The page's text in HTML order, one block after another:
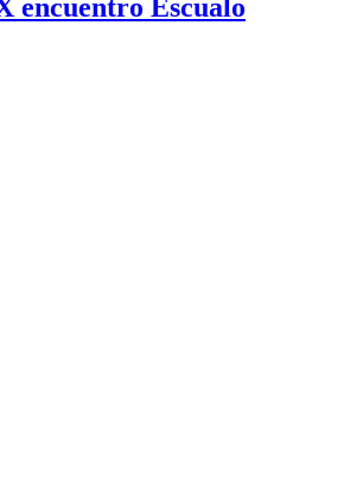
encuentro Escualo